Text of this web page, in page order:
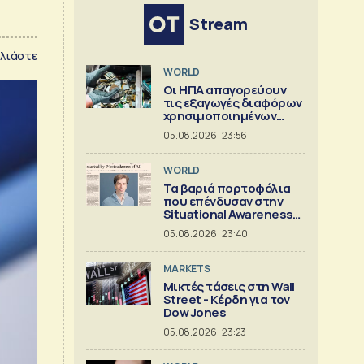
Stream
WORLD
Οι ΗΠΑ απαγορεύουν
τις εξαγωγές διαφόρων
χρησιμοποιημένων
κρίσιμων ορυκτών
05.08.2026 | 23:56
WORLD
Τα βαριά πορτοφόλια
που επένδυσαν στην
Situational Awareness
πριν καταρρεύσει
05.08.2026 | 23:40
MARKETS
Μικτές τάσεις στη Wall
Street - Κέρδη για τον
Dow Jones
05.08.2026 | 23:23